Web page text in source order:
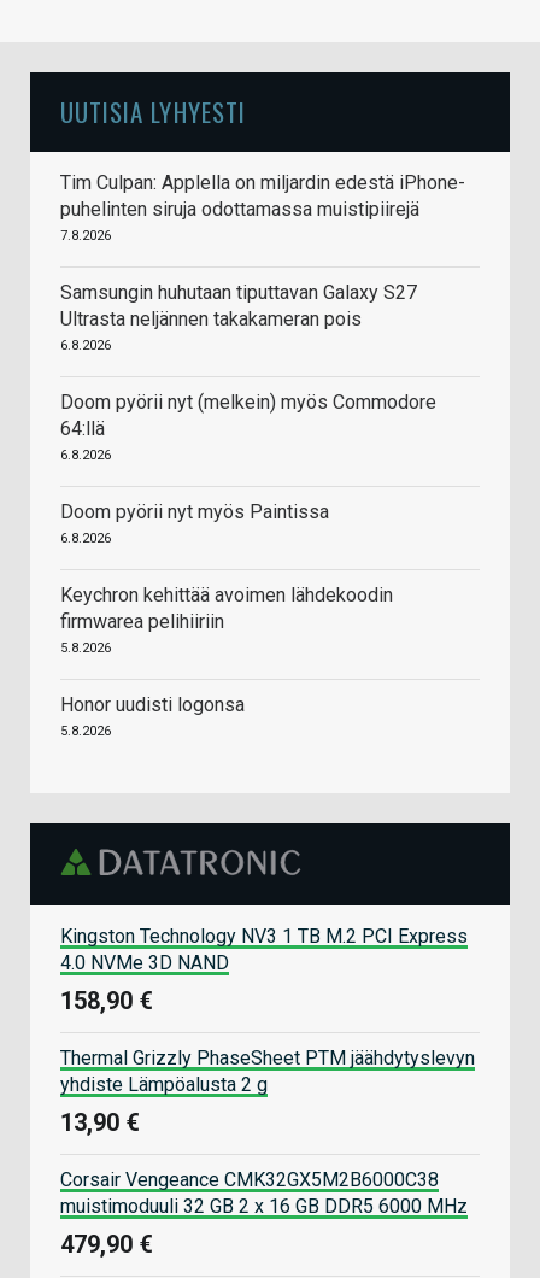
UUTISIA LYHYESTI
Tim Culpan: Applella on miljardin edestä iPhone-
puhelinten siruja odottamassa muistipiirejä
7.8.2026
Samsungin huhutaan tiputtavan Galaxy S27
Ultrasta neljännen takakameran pois
6.8.2026
Doom pyörii nyt (melkein) myös Commodore
64:llä
6.8.2026
Doom pyörii nyt myös Paintissa
6.8.2026
Keychron kehittää avoimen lähdekoodin
firmwarea pelihiiriin
5.8.2026
Honor uudisti logonsa
5.8.2026
Kingston Technology NV3 1 TB M.2 PCI Express
4.0 NVMe 3D NAND
158,90 €
Thermal Grizzly PhaseSheet PTM jäähdytyslevyn
yhdiste Lämpöalusta 2 g
13,90 €
Corsair Vengeance CMK32GX5M2B6000C38
muistimoduuli 32 GB 2 x 16 GB DDR5 6000 MHz
479,90 €